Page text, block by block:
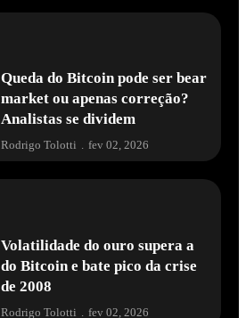
Queda do Bitcoin pode ser bear
market ou apenas correção?
Analistas se dividem
Rodrigo Tolotti . fev 02, 2026
Volatilidade do ouro supera a
do Bitcoin e bate pico da crise
de 2008
Rodrigo Tolotti . fev 02, 2026